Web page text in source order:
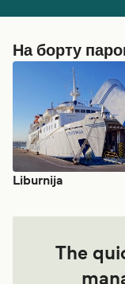
На борту
Liburnija
The